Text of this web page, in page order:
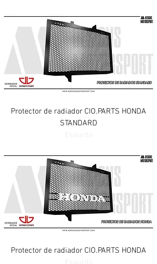
Protector de radiador CIO.PARTS HONDA
STANDARD
Esaurito
Protector de radiador CIO.PARTS HONDA